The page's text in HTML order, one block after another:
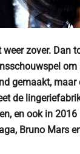
weer zover. Dan
gemaakt,
de
en ook in
Bruno Mars